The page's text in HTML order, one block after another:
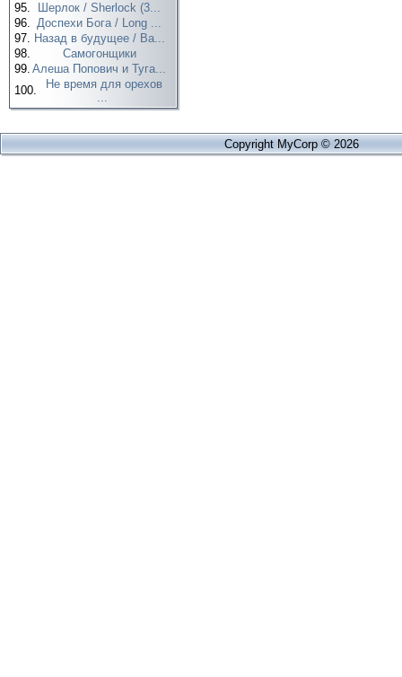
95.
Шерлок / Sherlock (3...
96. Доспехи Бога / Long ...
97. Назад в будущее / Ba...
98.
Самогонщики
99. Алеша Попович и Туга...
100.
Не время для орехов
...
Copyright MyCorp © 2026